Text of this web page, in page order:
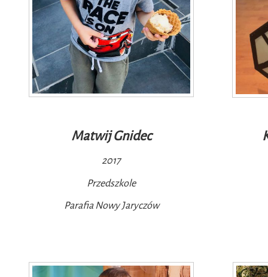
Matwij Gnidec
2017
Przedszkole
Parafia Nowy Jaryczów